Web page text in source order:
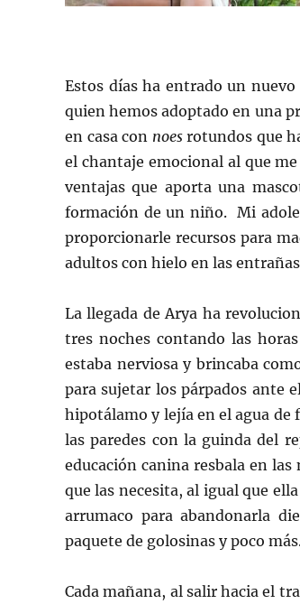
Estos días ha entrado un
quien hemos adoptado en una
en casa con noesrotundos que
el chantaje emocional al que
ventajas que aporta una
formación de un niño. Mi
proporcionarle recursos para
adultos con hielo en las
La llegada de Arya ha
tres noches contando las
estaba nerviosa y brincaba
para sujetar los párpados ante
hipotálamo y lejía en el agua de
las paredes con la guinda del
educación canina resbala en
que las necesita, al igual que
arrumaco para abandonarla
paquete de golosinas y poco
Cada mañana, al salir hacia el